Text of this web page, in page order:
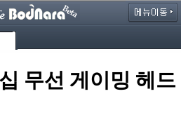
무선 게이밍 헤드